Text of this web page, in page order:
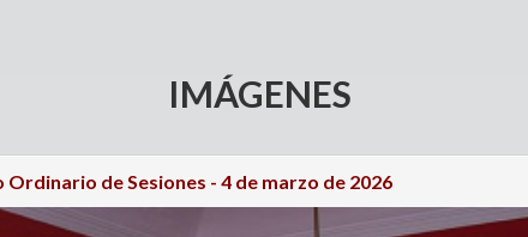
IMÁGENES
de Sesiones - 4 de marzo de 2026